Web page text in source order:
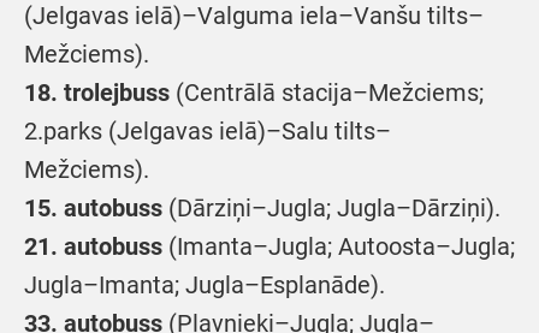
(Jelgavas ielā)–Valguma iela–Vanšu tilts–
Mežciems).
18. trolejbuss (Centrālā stacija–Mežciems;
2.parks (Jelgavas ielā)–Salu tilts–
Mežciems).
15. autobuss (Dārziņi–Jugla; Jugla–Dārziņi).
21. autobuss (Imanta–Jugla; Autoosta–Jugla;
Jugla–Imanta; Jugla–Esplanāde).
33. autobuss (Pļavnieki–Jugla; Jugla–